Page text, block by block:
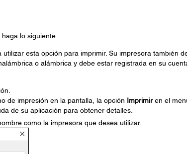
lo siguiente:
esta opción para imprimir. Su impresora también
o alámbrica y debe estar registrada en su
de impresión en la pantalla, la opción Imprimiren el
de su aplicación para obtener detalles.
como la impresora que desea utilizar.